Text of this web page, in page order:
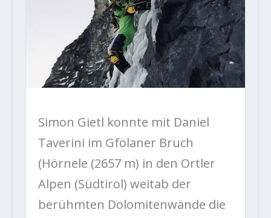
Simon Gietl konnte mit Daniel
Taverini im Gfölaner Bruch
(Hörnele (2657 m) in den Ortler
Alpen (Südtirol) weitab der
berühmten Dolomitenwände die